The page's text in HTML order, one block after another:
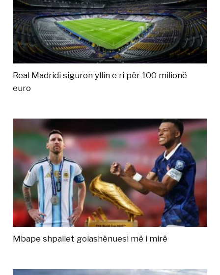
Real Madridi siguron yllin e ri për 100 milionë
euro
Mbape shpallet golashënuesi më i mirë